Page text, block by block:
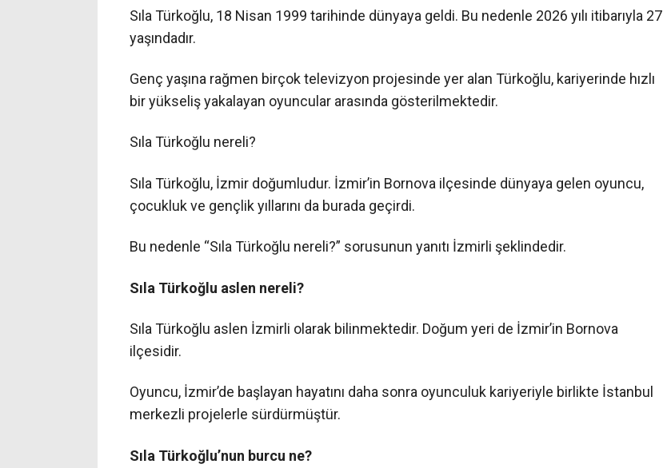
Sıla Türkoğlu, 18 Nisan 1999 tarihinde dünyaya geldi. Bu nedenle 2026 yılı itibarıyla 27
yaşındadır.
Genç yaşına rağmen birçok televizyon projesinde yer alan Türkoğlu, kariyerinde hızlı
bir yükseliş yakalayan oyuncular arasında gösterilmektedir.
Sıla Türkoğlu nereli?
Sıla Türkoğlu, İzmir doğumludur. İzmir’in Bornova ilçesinde dünyaya gelen oyuncu,
çocukluk ve gençlik yıllarını da burada geçirdi.
Bu nedenle “Sıla Türkoğlu nereli?” sorusunun yanıtı İzmirli şeklindedir.
Sıla Türkoğlu aslen nereli?
Sıla Türkoğlu aslen İzmirli olarak bilinmektedir. Doğum yeri de İzmir’in Bornova
ilçesidir.
Oyuncu, İzmir’de başlayan hayatını daha sonra oyunculuk kariyeriyle birlikte İstanbul
merkezli projelerle sürdürmüştür.
Sıla Türkoğlu’nun burcu ne?